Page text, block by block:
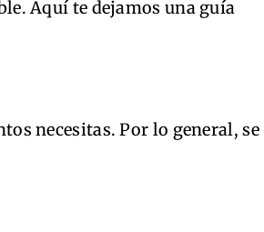
Aquí te dejamos una guía
necesitas. Por lo general, se